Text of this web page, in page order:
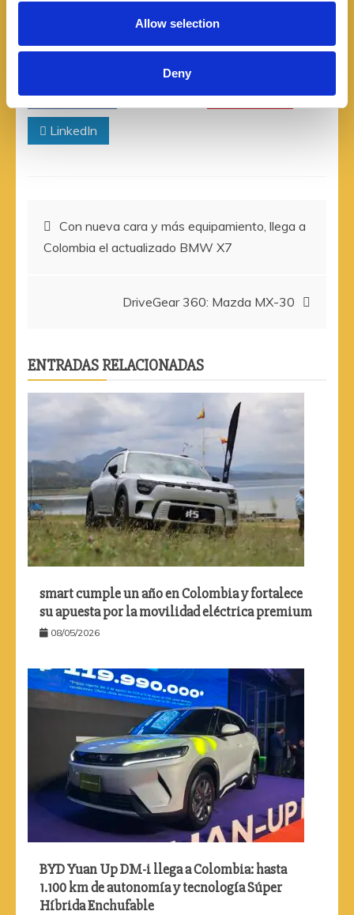
Allow selection
Deny
Facebook Twitter Pinterest
LinkedIn
Navegación
de
Con nueva cara y más equipamiento, llega a
Colombia el actualizado BMW X7
DriveGear 360: Mazda MX-30
ENTRADAS RELACIONADAS
smart cumple un año en Colombia y fortalece
su apuesta por la movilidad eléctrica premium
08/05/2026
BYD Yuan Up DM-i llega a Colombia: hasta
1.100 km de autonomía y tecnología Súper
Híbrida Enchufable